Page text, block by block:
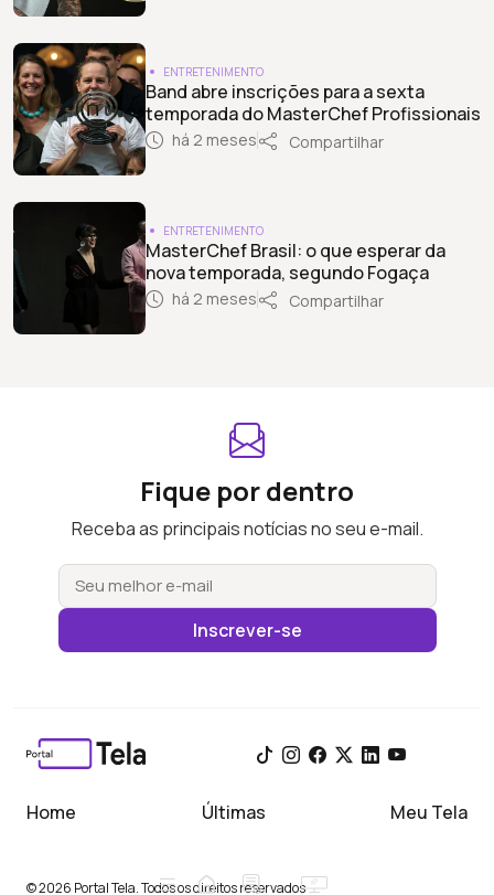
ENTRETENIMENTO
Band abre inscrições para a sexta
temporada do MasterChef Profissionais
há 2 meses Compartilhar
ENTRETENIMENTO
MasterChef Brasil: o que esperar da
nova temporada, segundo Fogaça
há 2 meses Compartilhar
Fique por dentro
Receba as principais notícias no seu e-mail.
Inscrever-se
Home Últimas Meu Tela
© 2026 Portal Tela. Todos os direitos reservados